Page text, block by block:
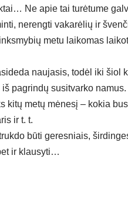
Ne apie tai turėtume
nerengti vakarėlių ir
metu laikomas
naujasis, todėl iki šiol
pagrindų susitvarko
kitų metų mėnesį – kokia
ir t. t.
būti geresniais,
ir klausyti…